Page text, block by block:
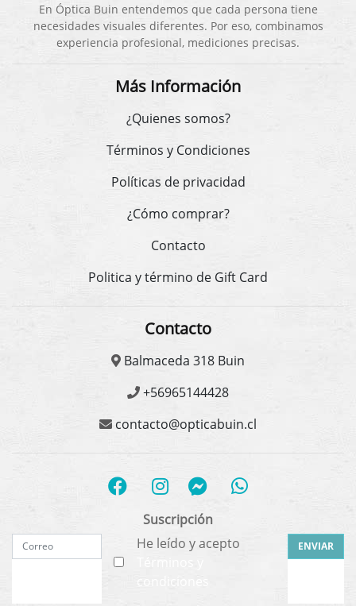
En Óptica Buin entendemos que cada persona tiene
necesidades visuales diferentes. Por eso, combinamos
experiencia profesional, mediciones precisas.
Más Información
¿Quienes somos?
Términos y Condiciones
Políticas de privacidad
¿Cómo comprar?
Contacto
Politica y término de Gift Card
Contacto
Balmaceda 318 Buin
+56965144428
contacto@opticabuin.cl
Suscripción
He leído y acepto
condiciones
ENVIAR